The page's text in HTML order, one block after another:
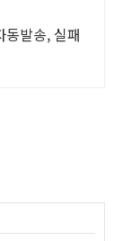
발송, 실패